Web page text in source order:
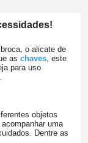
o alicate de
as chaves, este
para uso
objetos
uma
Dentre as